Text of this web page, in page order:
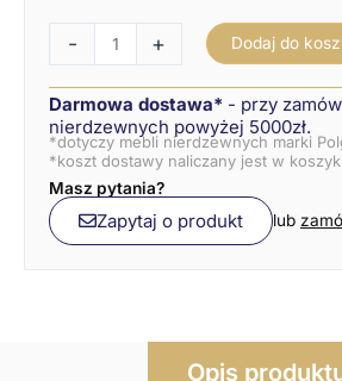
- + Dodaj do
Darmowa dostawa* - przy
nierdzewnych powyżej 5000zł.
*dotyczy mebli nierdzewnych marki
*koszt dostawy naliczany jest w
Masz pytania?
Zapytaj o produkt lub
Opis